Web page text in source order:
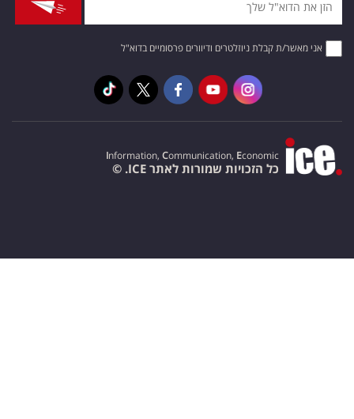
אני מאשר/ת קבלת ניוזלטרים ודיוורים פרסומיים בדוא"ל
Information, Communication, Economic
כל הזכויות שמורות לאתר ICE. ©